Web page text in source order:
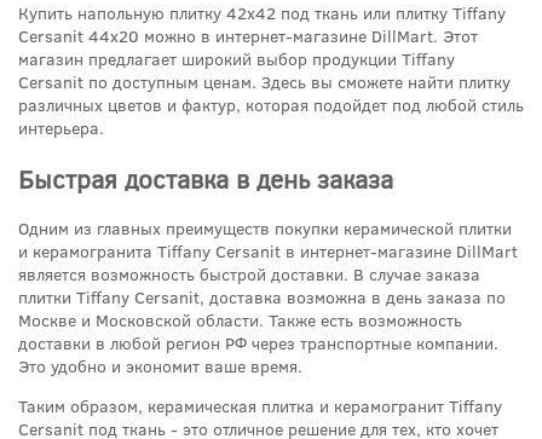
Купить напольную плитку 42x42 под ткань или плитку Tiffany
Cersanit 44x20 можно в интернет-магазине DillMart. Этот
магазин предлагает широкий выбор продукции Tiffany
Cersanit по доступным ценам. Здесь вы сможете найти плитку
различных цветов и фактур, которая подойдет под любой стиль
интерьера.
Быстрая доставка в день заказа
Одним из главных преимуществ покупки керамической плитки
и керамогранита Tiffany Cersanit в интернет-магазине DillMart
является возможность быстрой доставки. В случае заказа
плитки Tiffany Cersanit, доставка возможна в день заказа по
Москве и Московской области. Также есть возможность
доставки в любой регион РФ через транспортные компании.
Это удобно и экономит ваше время.
Таким образом, керамическая плитка и керамогранит Tiffany
Cersanit под ткань - это отличное решение для тех, кто хочет